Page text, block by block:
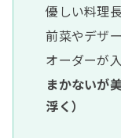
優しい料理
前菜やデザ
オーダーが
まかないが
浮く）